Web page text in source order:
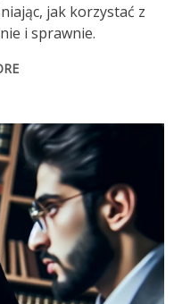
jak korzystać z
i sprawnie.